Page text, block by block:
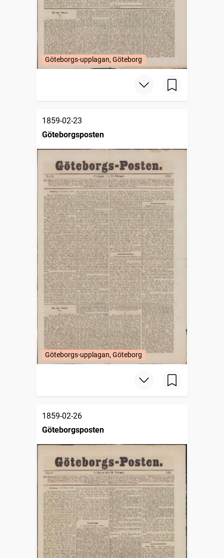
Göteborgs-upplagan, Göteborg
1859-02-23
Göteborgsposten
Göteborgs-upplagan, Göteborg
1859-02-26
Göteborgsposten